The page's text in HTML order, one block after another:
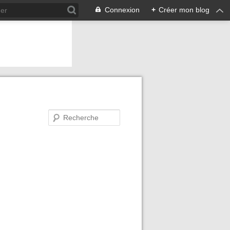
Connexion + Créer mon blog